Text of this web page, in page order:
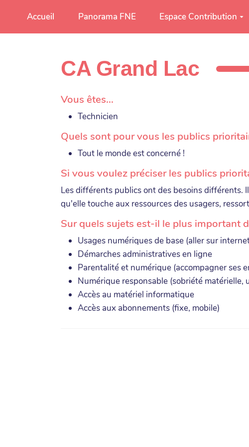
Aller au contenu principal
Accueil Panorama FNE Espace Contribution
CA Grand Lac
Vous êtes...
Technicien
Quels sont pour vous les publics
Tout le monde est concerné !
Si vous voulez préciser les publics
Les différents publics ont des besoins différents.
qu'elle touche aux ressources des usagers,
Sur quels sujets est-il le plus important
Usages numériques de base (aller sur
Démarches administratives en ligne
Parentalité et numérique (accompagner ses
Numérique responsable (sobriété matérielle,
Accès au matériel informatique
Accès aux abonnements (fixe, mobile)